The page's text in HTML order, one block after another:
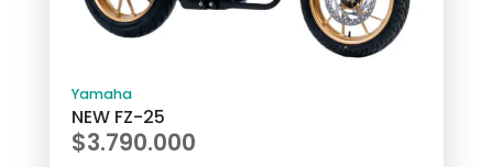
Yamaha
NEW FZ-25
$3.790.000